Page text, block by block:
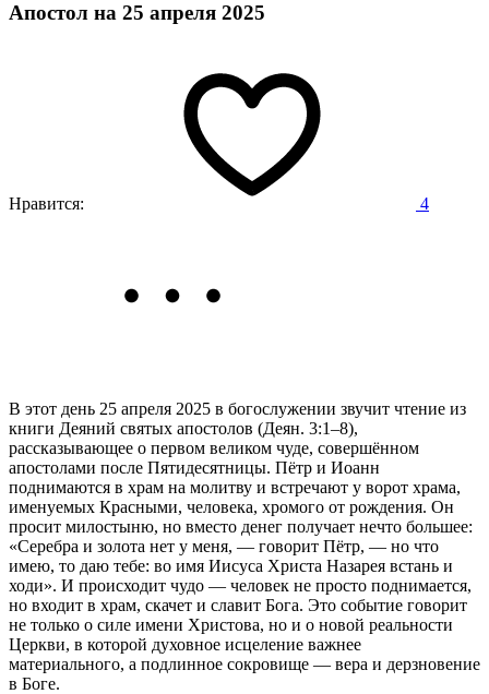
Апостол на 25 апреля 2025
Нравится: 4
В этот день 25 апреля 2025 в богослужении звучит чтение из
книги Деяний святых апостолов (Деян. 3:1–8),
рассказывающее о первом великом чуде, совершённом
апостолами после Пятидесятницы. Пётр и Иоанн
поднимаются в храм на молитву и встречают у ворот храма,
именуемых Красными, человека, хромого от рождения. Он
просит милостыню, но вместо денег получает нечто большее:
«Серебра и золота нет у меня, — говорит Пётр, — но что
имею, то даю тебе: во имя Иисуса Христа Назарея встань и
ходи». И происходит чудо — человек не просто поднимается,
но входит в храм, скачет и славит Бога. Это событие говорит
не только о силе имени Христова, но и о новой реальности
Церкви, в которой духовное исцеление важнее
материального, а подлинное сокровище — вера и дерзновение
в Боге.